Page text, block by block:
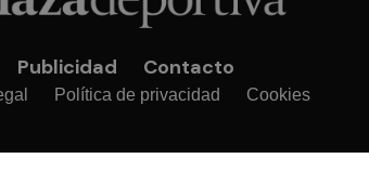
Publicidad Contacto
Política de privacidad Cookies